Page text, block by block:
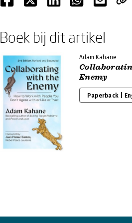
Boek bij dit artikel
Adam Kahane
Enemy
Paperback |